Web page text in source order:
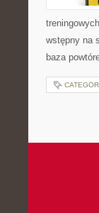
wstępny na
baza